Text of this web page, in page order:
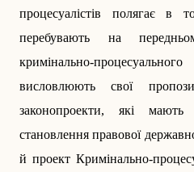
процесуалістів полягає
перебувають на
кримінально-
висловлюють свої
законопроекти, які
становлення правової
й проект Кримінально-